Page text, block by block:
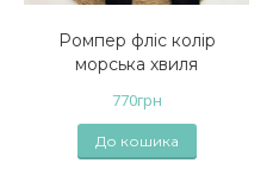
Ромпер фліс колір
морська хвиля
770грн
До кошика